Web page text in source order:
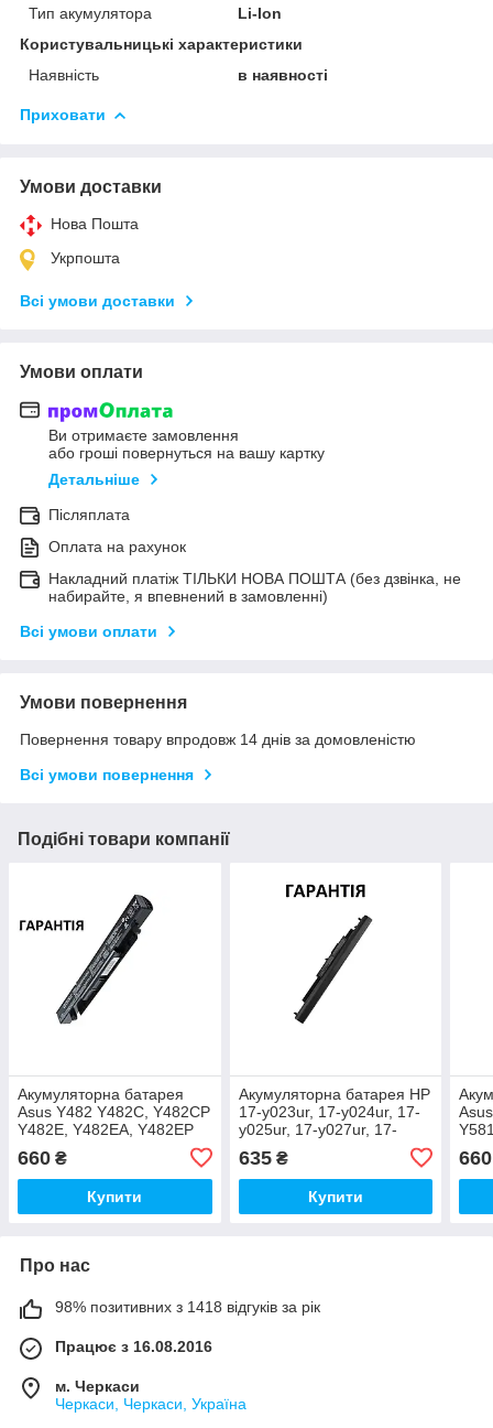
Тип акумулятора
Li-Ion
Користувальницькі характеристики
Наявність
в наявності
Приховати
Умови доставки
Нова Пошта
Укрпошта
Всі умови доставки
Умови оплати
Ви отримаєте замовлення
або гроші повернуться на вашу картку
Детальніше
Післяплата
Оплата на рахунок
Накладний платіж ТІЛЬКИ НОВА ПОШТА (без дзвінка, не
набирайте, я впевнений в замовленні)
Всі умови оплати
Умови повернення
Повернення товару впродовж 14 днів за домовленістю
Всі умови повернення
Подібні товари компанії
Акумуляторна батарея
Asus Y482 Y482C, Y482CP
Y482E, Y482EA, Y482EP
660 ₴
Купити
Акумуляторна батарея HP
17-y023ur, 17-y024ur, 17-
y025ur, 17-y027ur, 17-
y033ur
635₴
Купити
660
Про нас
98% позитивних з 1418 відгуків за рік
Працює з 16.08.2016
м. Черкаси
Черкаси, Черкаси, Україна